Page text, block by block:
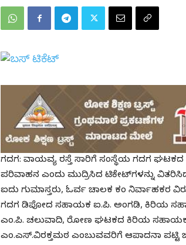
ಗದಗ: ವಾಯವ್ಯ ರಸ್ತೆ ಸಾರಿಗೆ ಸಂಸ್ಥೆಯ ಗದಗ ಘಟಕದ
ಪರಿವಾಹನ ಎಂದು ಮುದ್ರಿಸಿದ ಟಿಕೇಟ್‌ಗಳನ್ನು
ಐದು ಗುಮಾಸ್ತರು, ಓರ್ವ ಚಾಲಕ ಕಂ ನಿರ್ವಾಹಕರ
ಗದಗ ಡಿಪೋದ ಸಹಾಯಕ ಐ.ಪಿ. ಅಂಗಡಿ, ಕಿರಿಯ
ಎಂ.ಪಿ. ಚಲುವಾದಿ, ರೋಣ ಘಟಕದ ಕಿರಿಯ
ಎಂ.ಎಸ್.ವಿರಕ್ತಮಠ ಎಂಬುವವರಿಗೆ ಆಪಾದನಾ